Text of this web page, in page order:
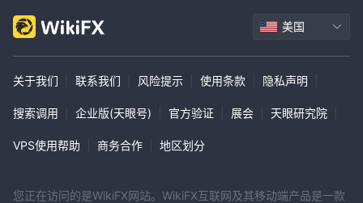
美国
关于我们 联系我们 风险提示 使用条款 隐私声明
搜索调用 企业版(天眼号) 官方验证 展会 天眼研究院
VPS使用帮助 商务合作 地区划分
您正在访问的是WikiFX网站。WikiFX互联网及其移动端产品是一款